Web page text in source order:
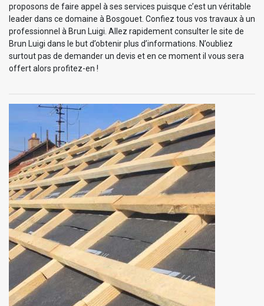
proposons de faire appel à ses services puisque c’est un véritable
leader dans ce domaine à Bosgouet. Confiez tous vos travaux à un
professionnel à Brun Luigi. Allez rapidement consulter le site de
Brun Luigi dans le but d’obtenir plus d’informations. N’oubliez
surtout pas de demander un devis et en ce moment il vous sera
offert alors profitez-en !